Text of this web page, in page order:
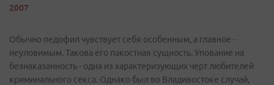
2007
Обычно педофил чувствует себя особенным, а главное -
неуловимым. Такова его пакостная сущность. Упование на
безнаказанность - одна из характеризующих черт любителей
криминального секса. Однако был во Владивостоке случай,